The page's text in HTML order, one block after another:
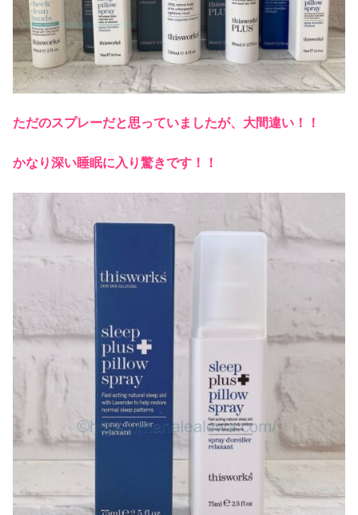
ただのスプレーだと思っていましたが、大間違い！！
かなり深い睡眠に入り驚きです！！